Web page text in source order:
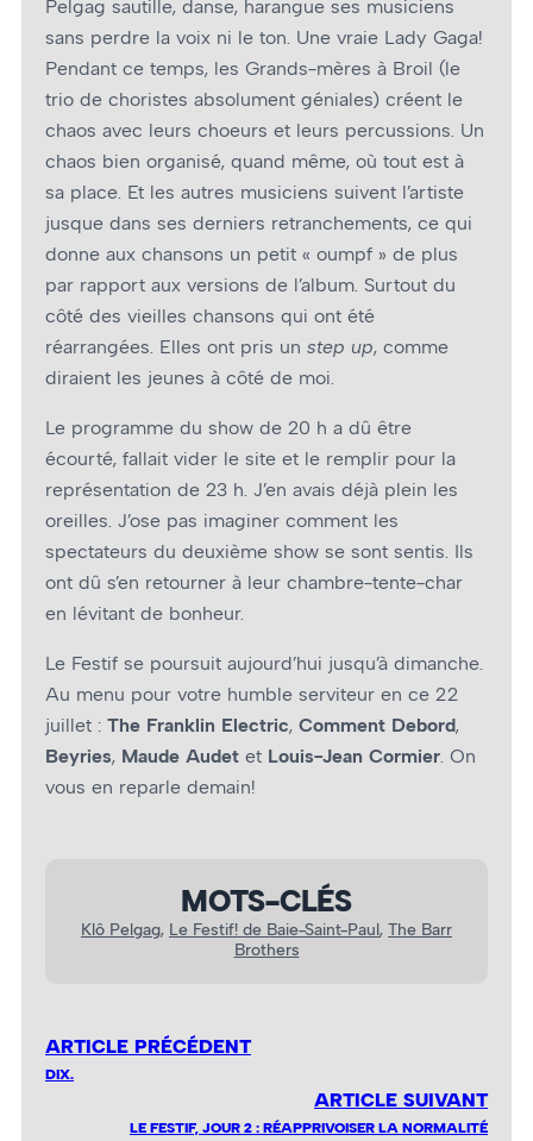
Pelgag sautille, danse, harangue ses musiciens
sans perdre la voix ni le ton. Une vraie Lady Gaga!
Pendant ce temps, les Grands-mères à Broil (le
trio de choristes absolument géniales) créent le
chaos avec leurs choeurs et leurs percussions. Un
chaos bien organisé, quand même, où tout est à
sa place. Et les autres musiciens suivent l’artiste
jusque dans ses derniers retranchements, ce qui
donne aux chansons un petit « oumpf » de plus
par rapport aux versions de l’album. Surtout du
côté des vieilles chansons qui ont été
réarrangées. Elles ont pris un step up, comme
diraient les jeunes à côté de moi.
Le programme du show de 20 h a dû être
écourté, fallait vider le site et le remplir pour la
représentation de 23 h. J’en avais déjà plein les
oreilles. J’ose pas imaginer comment les
spectateurs du deuxième show se sont sentis. Ils
ont dû s’en retourner à leur chambre-tente-char
en lévitant de bonheur.
Le Festif se poursuit aujourd’hui jusqu’à dimanche.
Au menu pour votre humble serviteur en ce 22
juillet : The Franklin Electric, Comment Debord,
Beyries, Maude Audet et Louis-Jean Cormier. On
vous en reparle demain!
MOTS-CLÉS
Klô Pelgag, Le Festif! de Baie-Saint-Paul, The Barr
Brothers
ARTICLE PRÉCÉDENT
DIX.
ARTICLE SUIVANT
LE FESTIF, JOUR 2 : RÉAPPRIVOISER LA NORMALITÉ